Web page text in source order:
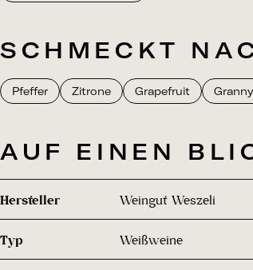
SCHMECKT
Pfeffer Zitrone Grapefruit
AUF EINEN
Hersteller Weingut Weszeli
Typ Weißweine